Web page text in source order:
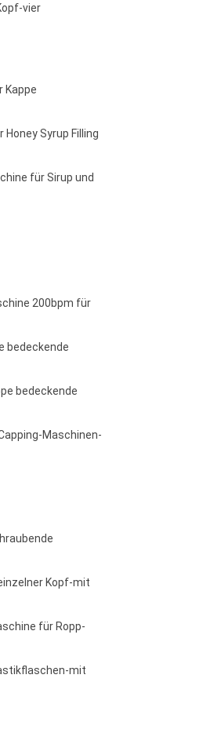
vier
Kappe
Syrup Filling
für Sirup und
200bpm für
bedeckende
bedeckende
Maschinen-
Kopf-mit
für Ropp-
mit